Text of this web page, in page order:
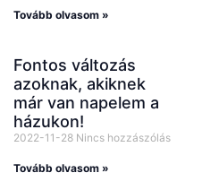
Tovább olvasom »
Fontos változás
azoknak, akiknek
már van napelem a
házukon!
2022-11-28 Nincs hozzászólás
Tovább olvasom »